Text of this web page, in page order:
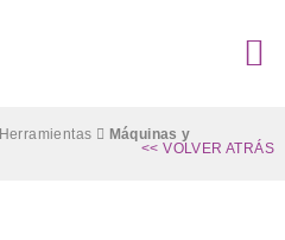
Máquinas y
<< VOLVER ATRÁS